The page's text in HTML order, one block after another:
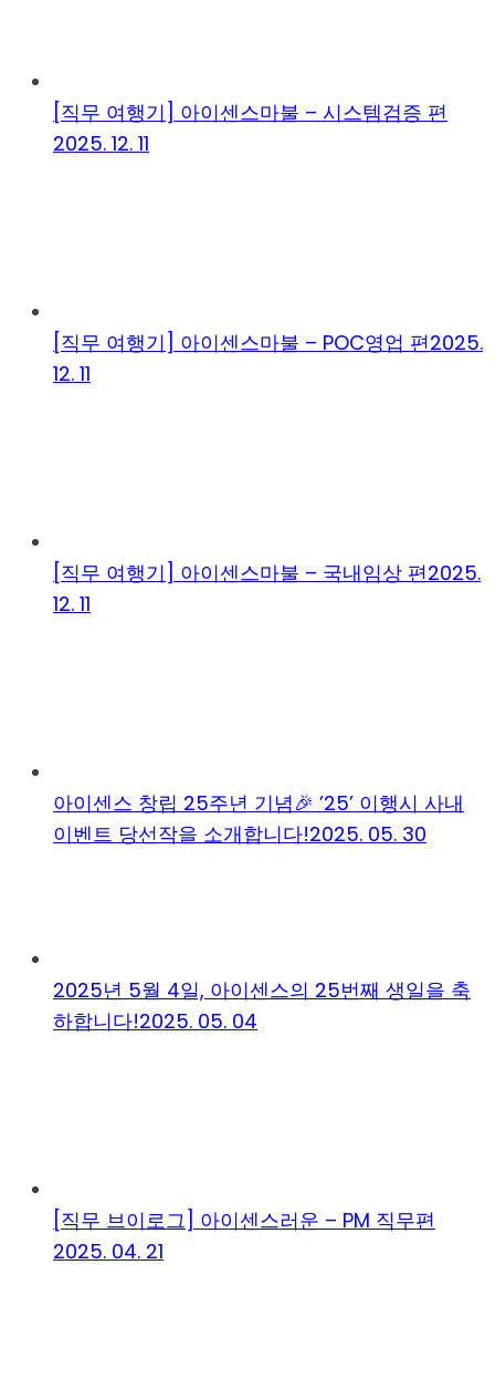
[직무 여행기] 아이센스마불 – 시스템검증 편
2025. 12. 11
[직무 여행기] 아이센스마불 – POC영업 편2025.
12. 11
[직무 여행기] 아이센스마불 – 국내임상 편2025.
12. 11
아이센스 창립 25주년 기념🎉 ’25’ 이행시 사내
이벤트 당선작을 소개합니다!2025. 05. 30
2025년 5월 4일, 아이센스의 25번째 생일을 축
하합니다!2025. 05. 04
[직무 브이로그] 아이센스러운 – PM 직무편
2025. 04. 21